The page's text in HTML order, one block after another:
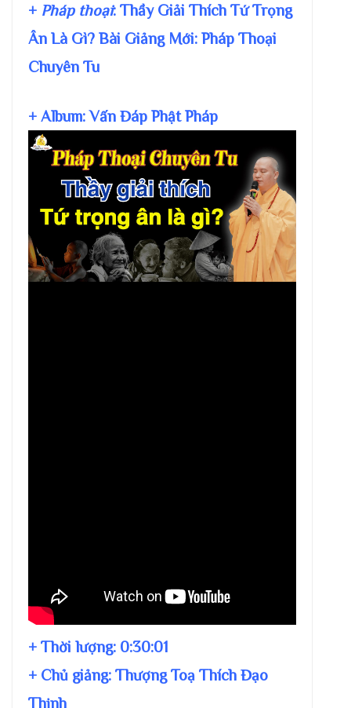
+ Pháp thoại: Thầy Giải Thích Tứ Trọng
Ân Là Gì? Bài Giảng Mới: Pháp Thoại
Chuyên Tu
+ Album: Vấn Đáp Phật Pháp
+ Thời lượng: 0:30:01
+ Chủ giảng: Thượng Toạ Thích Đạo
Thịnh